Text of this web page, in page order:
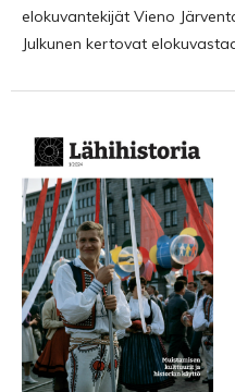
elokuvantekijät Vieno
Julkunen kertovat